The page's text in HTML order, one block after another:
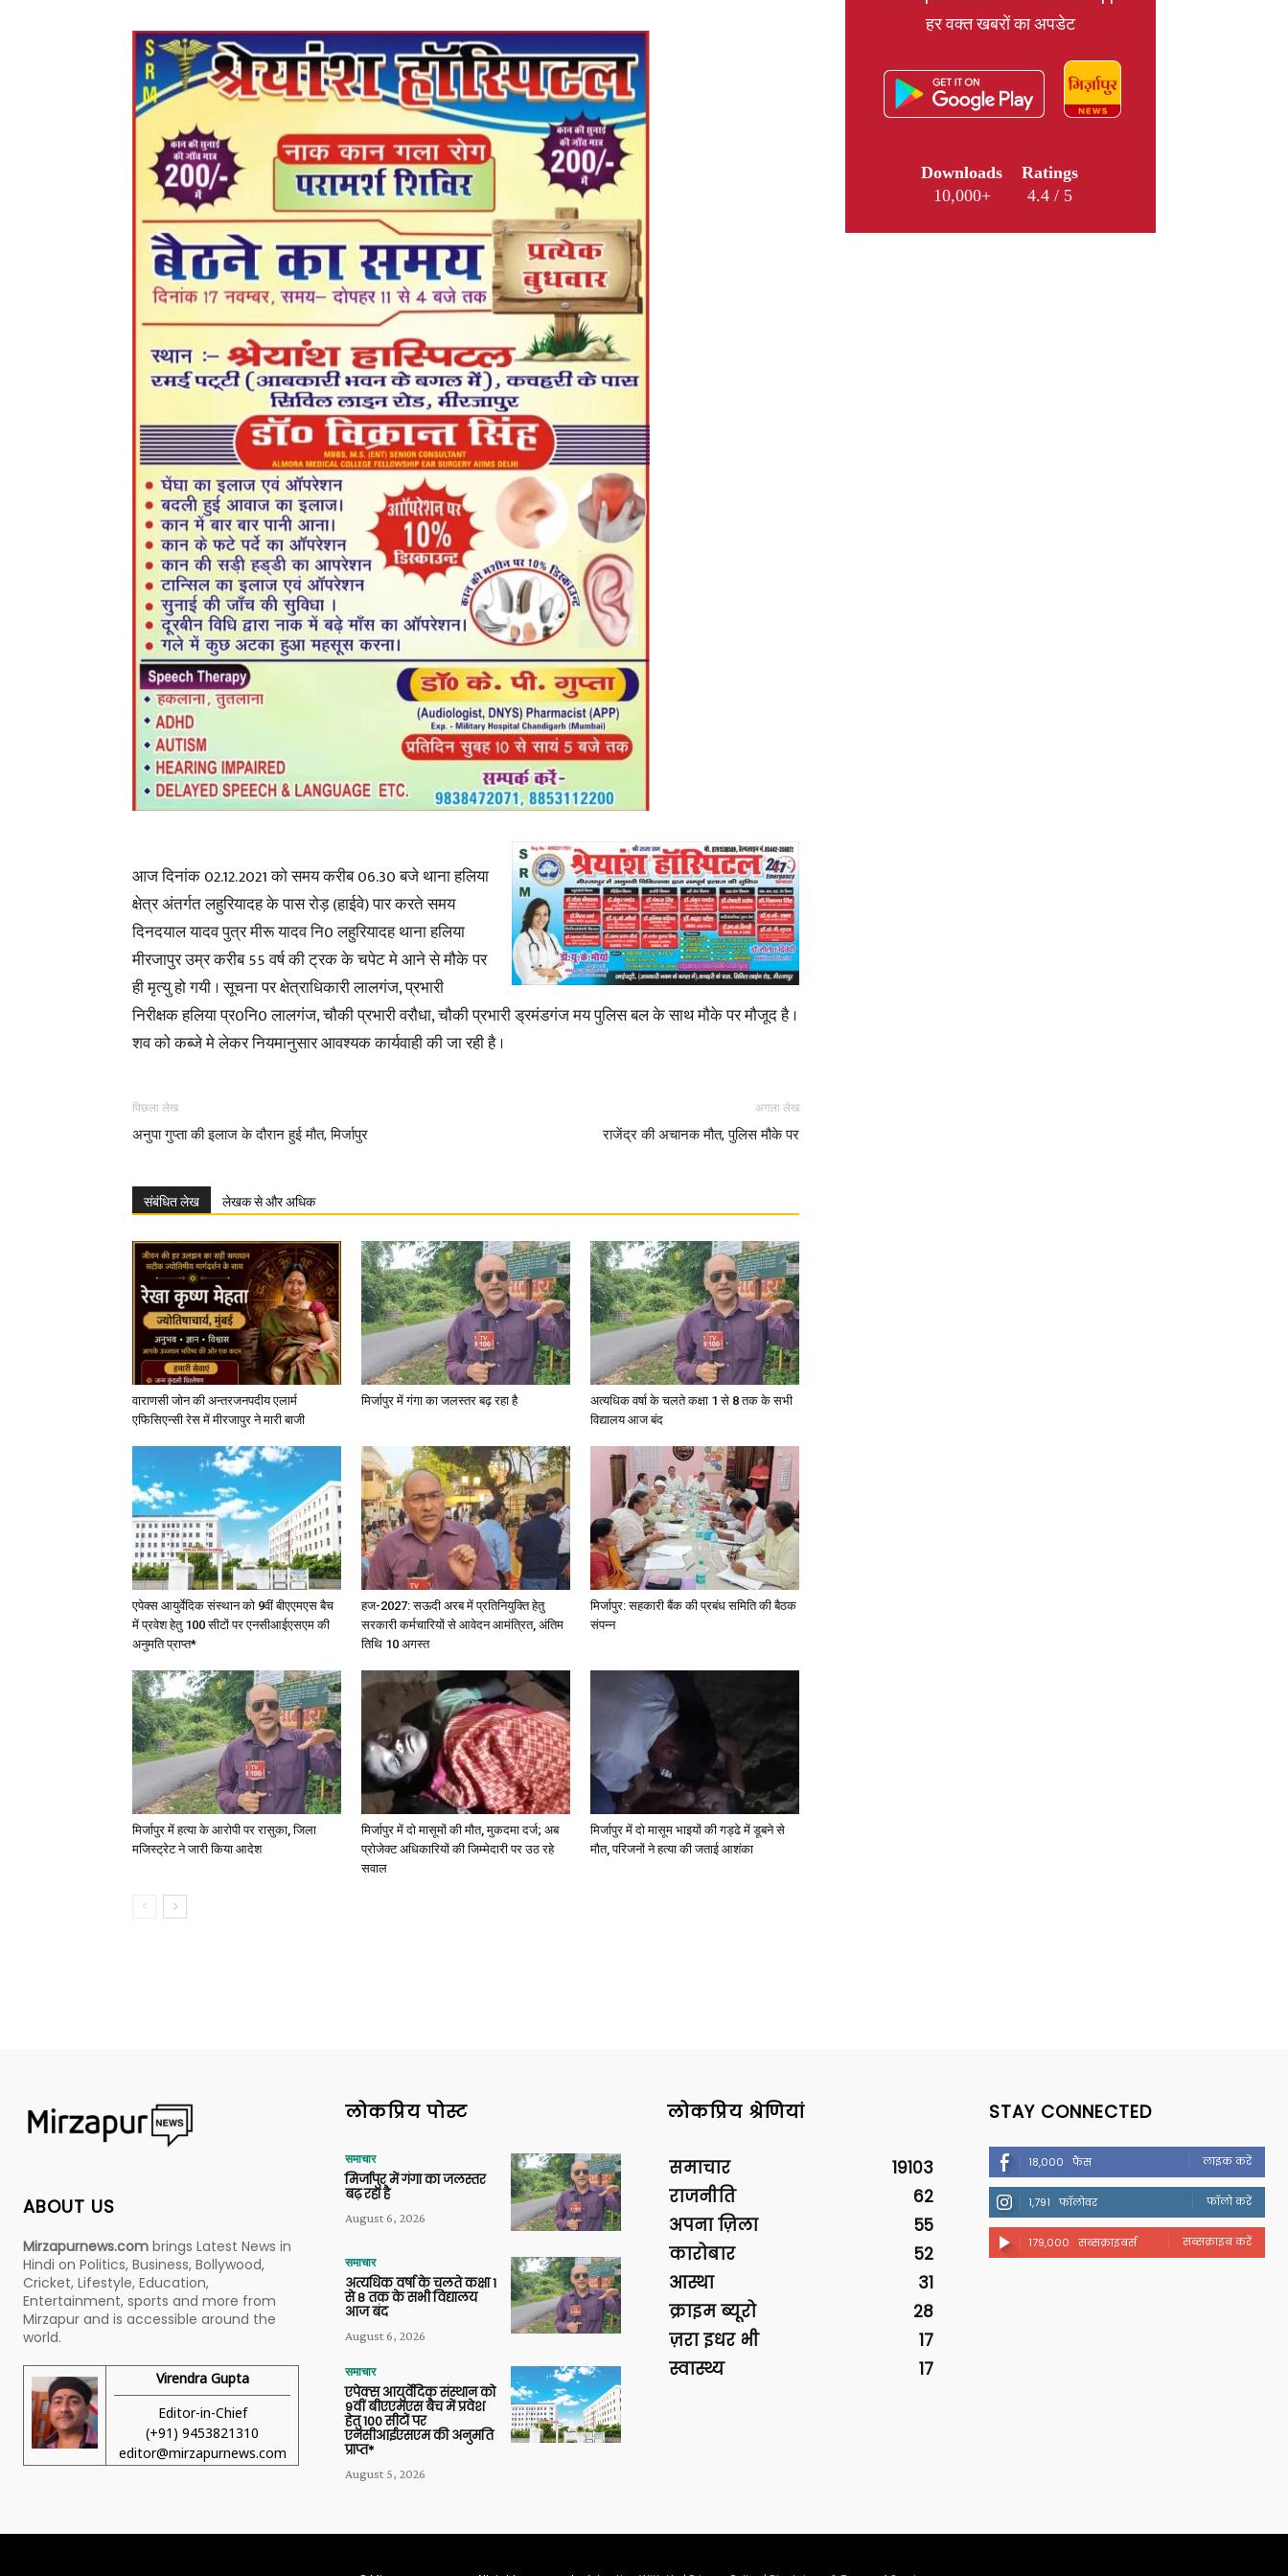
News,
Hindi
News
आज दिनांक 02.12.2021 को समय करीब 06.30 बजे थाना हलिया
क्षेत्र अंतर्गत लहुरियादह के पास रोड़ (हाईवे) पार करते समय
दिनदयाल यादव पुत्र मीरू यादव नि0 लहुरियादह थाना हलिया
मीरजापुर उम्र करीब 55 वर्ष की ट्रक के चपेट मे आने से मौके पर
ही मृत्यु हो गयी । सूचना पर क्षेत्राधिकारी लालगंज, प्रभारी
निरीक्षक हलिया प्र0नि0 लालगंज, चौकी प्रभारी वरौधा, चौकी प्रभारी ड्रमंडगंज मय पुलिस बल के साथ मौके पर मौजूद है ।
शव को कब्जे मे लेकर नियमानुसार आवश्यक कार्यवाही की जा रही है ।
पिछला लेख
अनुपा गुप्ता की इलाज के दौरान हुई मौत, मिर्जापुर
अगला लेख
राजेंद्र की अचानक मौत, पुलिस मौके पर
संबंधित लेख लेखक से और अधिक
वाराणसी जोन की अन्तरजनपदीय एलार्म
एफिसिएन्सी रेस में मीरजापुर ने मारी बाजी
मिर्जापुर में गंगा का जलस्तर बढ़ रहा है
अत्यधिक वर्षा के चलते कक्षा 1 से 8 तक के सभी
विद्यालय आज बंद
एपेक्स आयुर्वेदिक संस्थान को 9वीं बीएएमएस बैच
में प्रवेश हेतु 100 सीटों पर एनसीआईएसएम की
अनुमति प्राप्त*
हज-2027: सऊदी अरब में प्रतिनियुक्ति हेतु
सरकारी कर्मचारियों से आवेदन आमंत्रित, अंतिम
तिथि 10 अगस्त
मिर्जापुर: सहकारी बैंक की प्रबंध समिति की बैठक
संपन्न
मिर्जापुर में हत्या के आरोपी पर रासुका, जिला
मजिस्ट्रेट ने जारी किया आदेश
मिर्जापुर में दो मासूमों की मौत, मुकदमा दर्ज; अब
प्रोजेक्ट अधिकारियों की जिम्मेदारी पर उठ रहे
सवाल
मिर्जापुर में दो मासूम भाइयों की गड्ढे में डूबने से
मौत, परिजनों ने हत्या की जताई आशंका
हर वक्त खबरों का अपडेट
Downloads
10,000+
Ratings
4.4 / 5
ABOUT US
Mirzapurnews.com brings Latest News in
Hindi on Politics, Business, Bollywood,
Cricket, Lifestyle, Education,
Entertainment, sports and more from
Mirzapur and is accessible around the
world.
Virendra Gupta
Editor-in-Chief
(+91) 9453821310
editor@mirzapurnews.com
लोकप्रिय पोस्ट
समाचार
मिर्जापुर में गंगा का जलस्तर
बढ़ रहा है
August 6, 2026
समाचार
अत्यधिक वर्षा के चलते कक्षा 1
से 8 तक के सभी विद्यालय
आज बंद
August 6, 2026
समाचार
एपेक्स आयुर्वेदिक संस्थान को
9वीं बीएएमएस बैच में प्रवेश
हेतु 100 सीटों पर
एनसीआईएसएम की अनुमति
प्राप्त*
August 5, 2026
लोकप्रिय श्रेणियां
समाचार
19103
राजनीति
62
अपना ज़िला
55
कारोबार
52
आस्था
31
क्राइम ब्यूरो
28
ज़रा इधर भी
17
स्वास्थ्य
17
STAY CONNECTED
18,000 फैंस लाइक करें
1,791 फॉलोवर फॉलो करें
179,000 सब्सक्राइबर्स सब्सक्राइब करें